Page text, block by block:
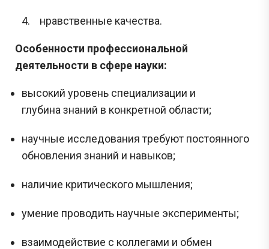
4. нравственные качества.
Особенности профессиональной
деятельности в сфере науки:
высокий уровень специализации и
глубина знаний в конкретной области;
научные исследования требуют постоянного
обновления знаний и навыков;
наличие критического мышления;
умение проводить научные эксперименты;
взаимодействие с коллегами и обмен